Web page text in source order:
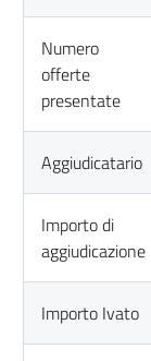
Numero
offerte
presentate
Aggiudicatario
Importo di
aggiudicazione
Importo Ivato